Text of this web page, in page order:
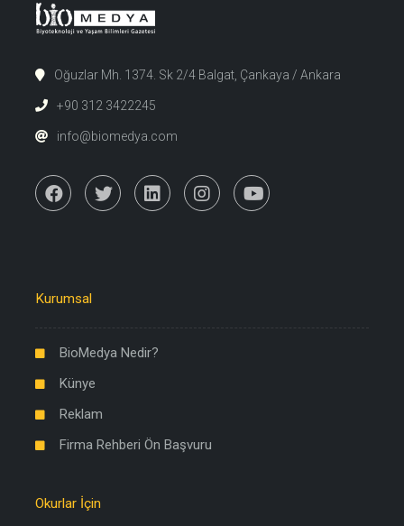
Oğuzlar Mh. 1374. Sk 2/4 Balgat, Çankaya / Ankara
+90 312 3422245
info@biomedya.com
Kurumsal
BioMedya Nedir?
Künye
Reklam
Firma Rehberi Ön Başvuru
Okurlar İçin